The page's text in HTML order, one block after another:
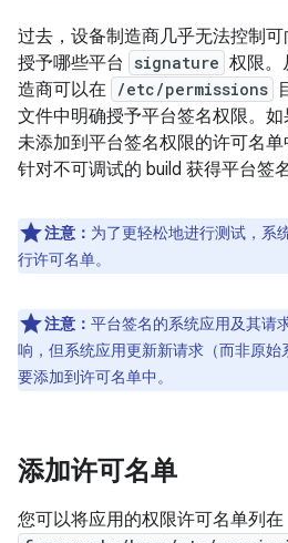
过去，设备制造商几乎无法控制
授予哪些平台
signature 权限。
造商可以在 /etc/permissions
文件中明确授予平台签名权限。
未添加到平台签名权限的许可名
针对不可调试的 build 获得平台签
注意： 为了更轻松地进行测试，系
行许可名单。
注意： 平台签名的系统应用及其请
响，但系统应用更新新请求（而非原
要添加到许可名单中。
添加许可名单
您可以将应用的权限许可名单列在